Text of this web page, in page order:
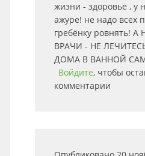
жизни - здоровье , у
ажуре! не надо всех
гребёнку ровнять! А
ВРАЧИ - НЕ
ДОМА В ВАННОЙ
Войдите, чтобы
комментарии